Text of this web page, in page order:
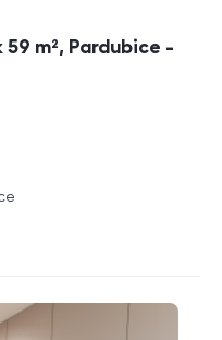
m², Pardubice -